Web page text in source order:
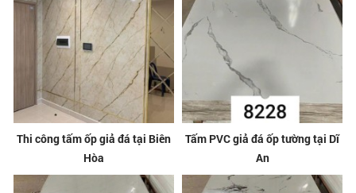
Thi công tấm ốp giả đá tại Biên
Hòa
Tấm PVC giả đá ốp tường tại Dĩ
An